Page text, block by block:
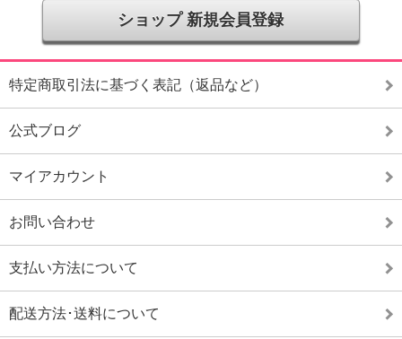
ショップ 新規会員登録
特定商取引法に基づく表記（返品など）
公式ブログ
マイアカウント
お問い合わせ
支払い方法について
配送方法･送料について